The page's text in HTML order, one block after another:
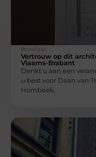
Bonefast
Vertrouw op dit
Vlaams-Brabant
Denkt u aan een
u best voor Daan van
Hombeek,